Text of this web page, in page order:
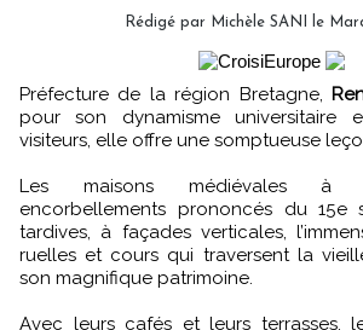
Rédigé par Michèle SANI le
Préfecture de la région Bretagne,
pour son dynamisme universitaire
visiteurs, elle offre une somptueuse
Les maisons médiévales à
encorbellements prononcés du 15e
tardives, à façades verticales,
ruelles et cours qui traversent la
son magnifique patrimoine.
Avec leurs cafés et leurs terrasses,